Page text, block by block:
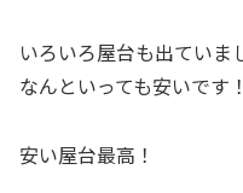
いろいろ屋台も出ていま
なんといっても安いです！
安い屋台最高！